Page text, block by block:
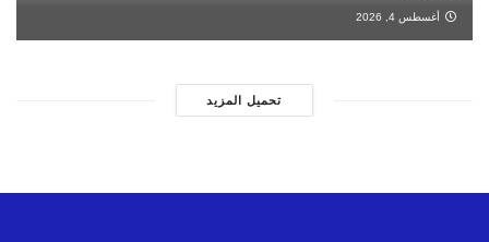
أغسطس 4, 2026
تحميل المزيد